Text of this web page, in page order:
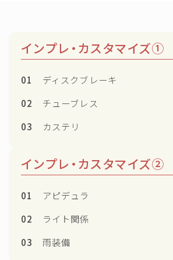
インプレ・カスタマイズ①
01
ディスクブレーキ
02
チューブレス
03
カステリ
インプレ・カスタマイズ②
01
アピデュラ
02
ライト関係
03
雨装備